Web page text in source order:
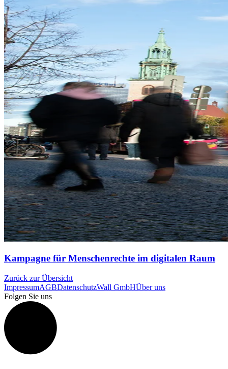
Kampagne für Menschenrechte im digitalen Raum
Zurück zur Übersicht
ImpressumAGBDatenschutzWall GmbHÜber uns
Folgen Sie uns